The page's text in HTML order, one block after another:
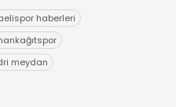
haberleri
meydan